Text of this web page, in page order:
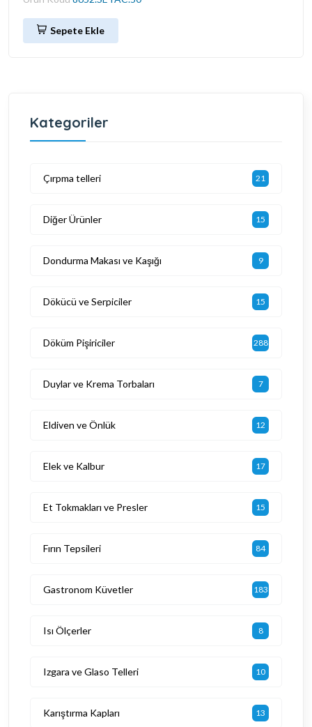
Sepete Ekle
Kategoriler
Çırpma telleri 21
Diğer Ürünler 15
Dondurma Makası ve Kaşığı 9
Dökücü ve Serpiciler 15
Döküm Pişiriciler 288
Duylar ve Krema Torbaları 7
Eldiven ve Önlük 12
Elek ve Kalbur 17
Et Tokmakları ve Presler 15
Fırın Tepsileri 84
Gastronom Küvetler 183
Isı Ölçerler 8
Izgara ve Glaso Telleri 10
Karıştırma Kapları 13